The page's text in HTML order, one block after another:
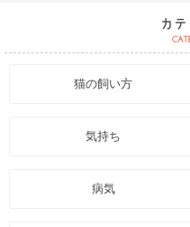
猫の飼い方
気持ち
病気